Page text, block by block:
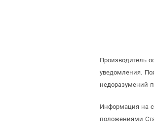
Производитель
уведомления.
недоразумений
Информация на
положениями